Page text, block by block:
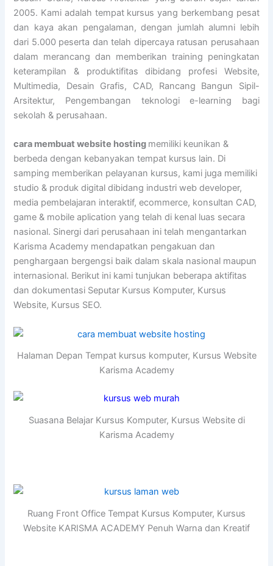
2005. Kami adalah tempat kursus yang berkembang pesat
dan kaya akan pengalaman, dengan jumlah alumni lebih
dari 5.000 peserta dan telah dipercaya ratusan perusahaan
dalam merancang dan memberikan training peningkatan
keterampilan & produktifitas dibidang profesi Website,
Multimedia, Desain Grafis, CAD, Rancang Bangun Sipil-
Arsitektur, Pengembangan teknologi e-learning bagi
sekolah & perusahaan.
cara membuat website hosting memiliki keunikan &
berbeda dengan kebanyakan tempat kursus lain. Di
samping memberikan pelayanan kursus, kami juga memiliki
studio & produk digital dibidang industri web developer,
media pembelajaran interaktif, ecommerce, konsultan CAD,
game & mobile aplication yang telah di kenal luas secara
nasional. Sinergi dari perusahaan ini telah mengantarkan
Karisma Academy mendapatkan pengakuan dan
penghargaan bergengsi baik dalam skala nasional maupun
internasional. Berikut ini kami tunjukan beberapa aktifitas
dan dokumentasi Seputar Kursus Komputer, Kursus
Website, Kursus SEO.
Halaman Depan Tempat kursus komputer, Kursus Website
Karisma Academy
Suasana Belajar Kursus Komputer, Kursus Website di
Karisma Academy
Ruang Front Office Tempat Kursus Komputer, Kursus
Website KARISMA ACADEMY Penuh Warna dan Kreatif